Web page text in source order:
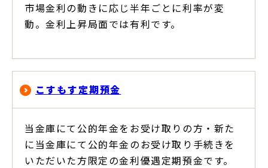
市場金利の動きに応じ半年ごとに利率が変
動。金利上昇局面では有利です。
こすもす定期預金
当金庫にて公的年金をお受け取りの方・新た
に当金庫にて公的年金のお受け取り手続きを
いただいた方限定の金利優遇定期預金です。